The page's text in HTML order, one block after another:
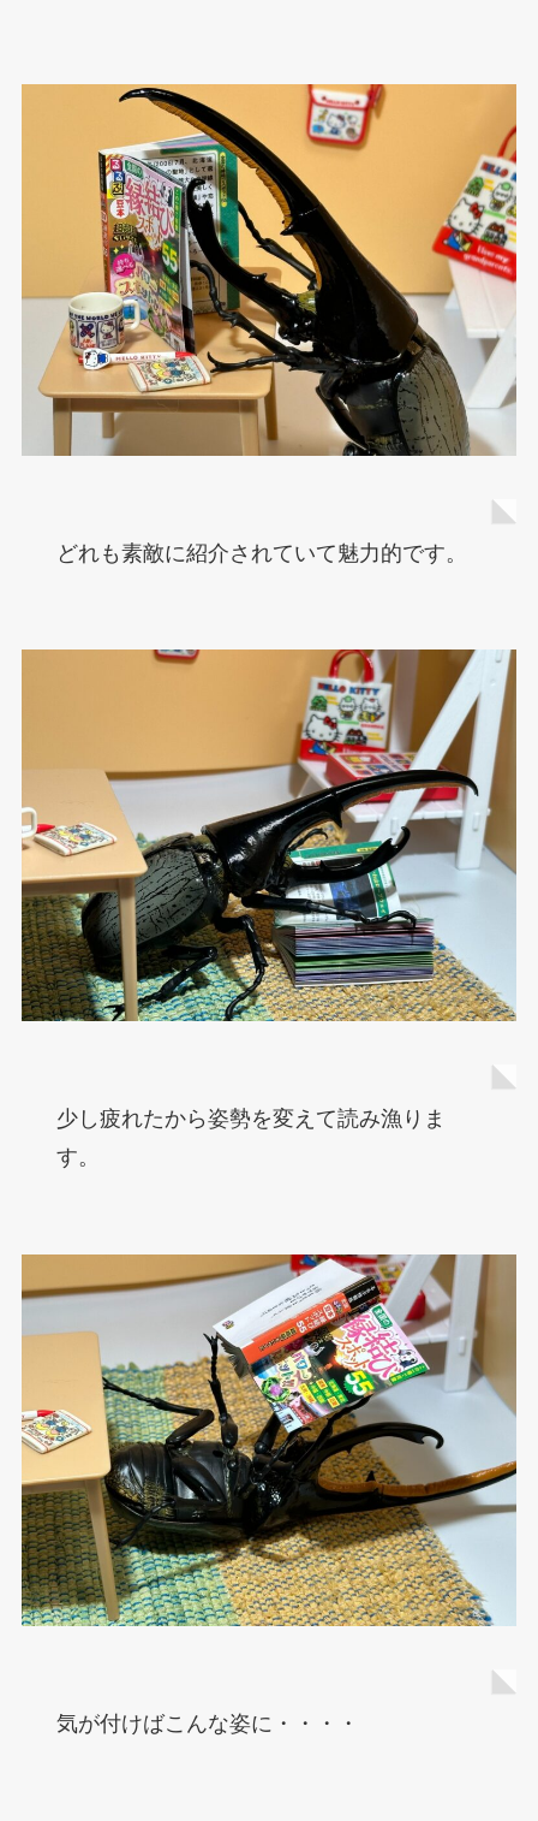
どれも素敵に紹介されていて魅力的です。
少し疲れたから姿勢を変えて読み漁りま
す。
気が付けばこんな姿に・・・・